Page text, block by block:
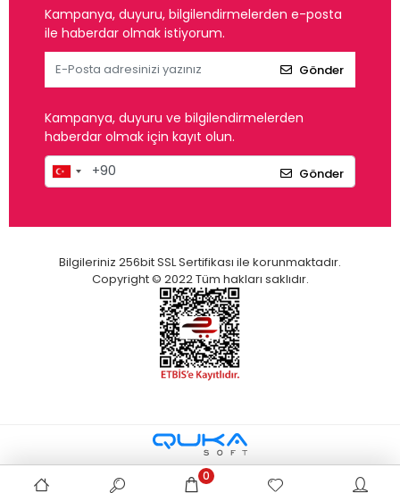
Kampanya, duyuru, bilgilendirmelerden e-posta
ile haberdar olmak istiyorum.
Gönder
Kampanya, duyuru ve bilgilendirmelerden
haberdar olmak için kayıt olun.
Gönder
Bilgileriniz 256bit SSL Sertifikası ile korunmaktadır.
Copyright © 2022 Tüm hakları saklıdır.
0